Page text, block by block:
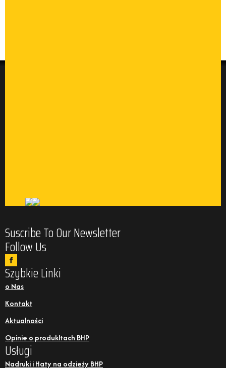
Suscribe To Our Newsletter
Follow Us
Szybkie Linki
o Nas
Kontakt
Aktualności
Opinie o produkltach BHP
Usługi
Nadruki i Haty na odzieży BHP